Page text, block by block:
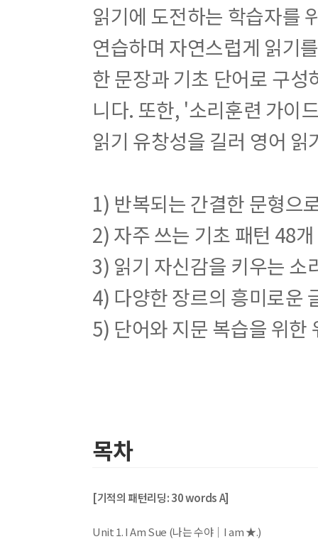
읽기에 도전하는 학습자를
연습하며 자연스럽게 읽기
한 문장과 기초 단어로 구
니다. 또한, '소리훈련 가이
읽기 유창성을 길러 영어
1) 반복되는 간결한 문형으
2) 자주 쓰는 기초 패턴 48
3) 읽기 자신감을 키우는 소
4) 다양한 장르의 흥미로운
5) 단어와 지문 복습을 위한
목차
[기적의 패턴리딩: 30 words A]
Unit 1. I Am Sue (나는 수야│I am ★.)